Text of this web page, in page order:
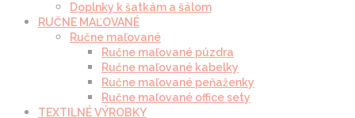
Doplnky k šatkám a šálom
RUČNE MAĽOVANÉ
Ručne maľované
Ručne maľované púzdra
Ručne maľované kabelky
Ručne maľované peňaženky
Ručne maľované office sety
TEXTILNÉ VÝROBKY